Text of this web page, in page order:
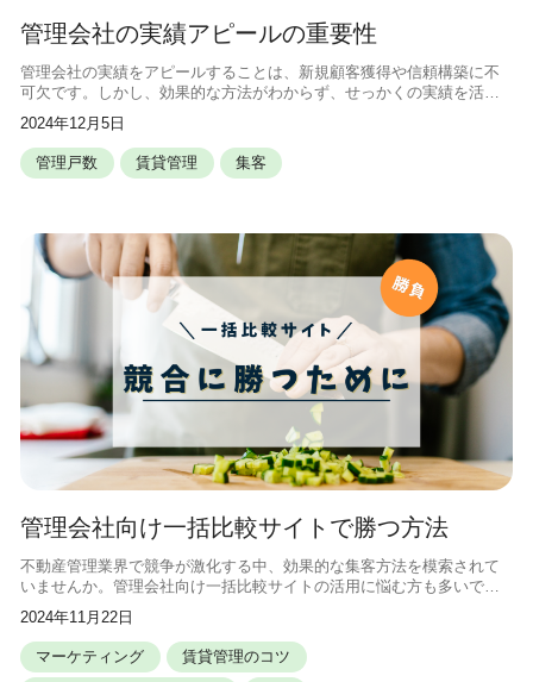
管理会社の実績アピールの重要性
管理会社の実績をアピールすることは、新規顧客獲得や信頼構築に不
可欠です。しかし、効果的な方法がわからず、せっかくの実績を活か
しきれていないと感じている方も多いのではないでしょうか。そこ
で、この記事では、管理会社の実績を効
2024年12月5日
管理戸数 賃貸管理 集客
管理会社向け一括比較サイトで勝つ方法
不動産管理業界で競争が激化する中、効果的な集客方法を模索されて
いませんか。管理会社向け一括比較サイトの活用に悩む方も多いでし
ょう。この記事では、一括比較サイトで案件を獲得する戦略をご紹介
します。本記事を読めば、競合他社と
2024年11月22日
マーケティング 賃貸管理のコツ